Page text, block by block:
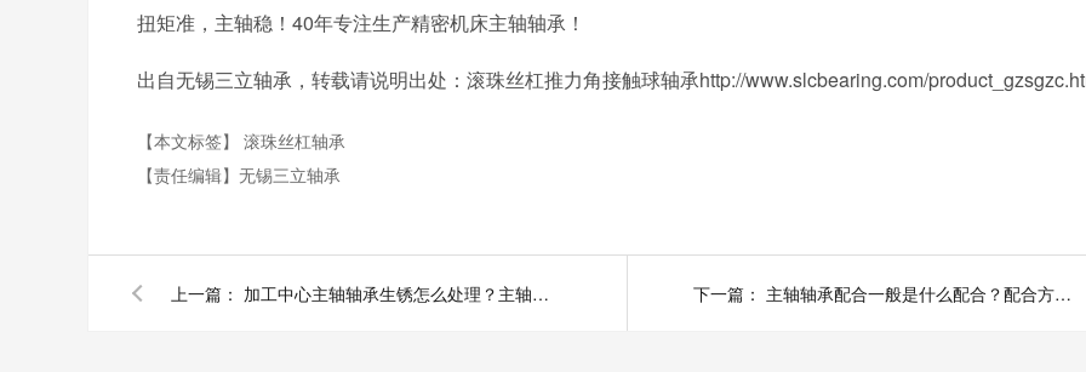
扭矩准，主轴稳！40年专注生产精密机床主轴轴承！
出自无锡三立轴承，转载请说明出处：滚珠丝杠推力角接触球轴承http://www.slcbearing.com/
【本文标签】 滚珠丝杠轴承
【责任编辑】 无锡三立轴承
上一篇： 加工中心主轴轴承生锈怎么处理？主轴轴承生锈处理方法 下一篇： 主轴轴承配合一般是什么配合？配合方式怎么选择？